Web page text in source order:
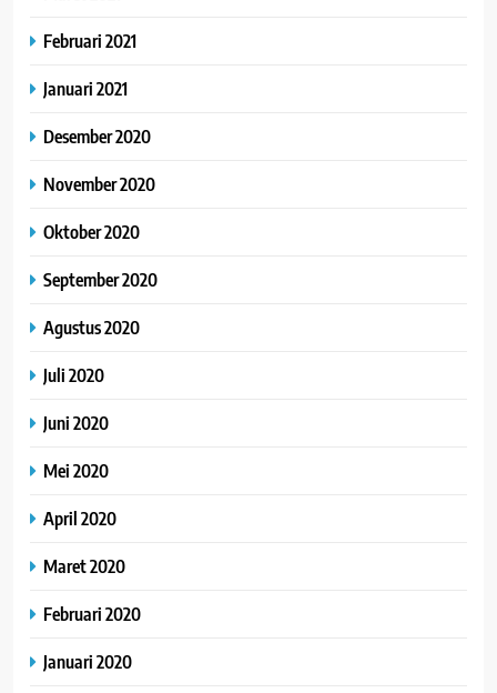
Februari 2021
Januari 2021
Desember 2020
November 2020
Oktober 2020
September 2020
Agustus 2020
Juli 2020
Juni 2020
Mei 2020
April 2020
Maret 2020
Februari 2020
Januari 2020